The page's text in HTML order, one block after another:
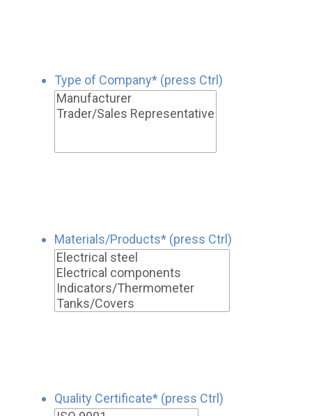
Type of Company* (press Ctrl)
Materials/Products* (press Ctrl)
Quality Certificate* (press Ctrl)